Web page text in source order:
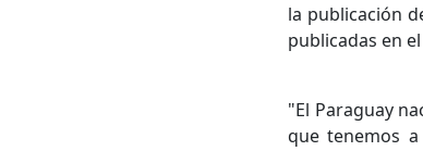
la publicación
publicadas en
"El Paraguay
que tenemos